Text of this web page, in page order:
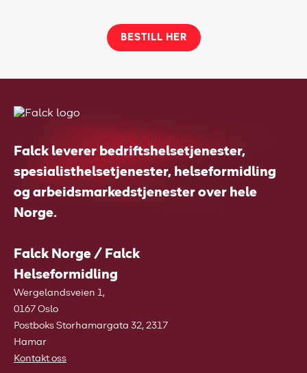
BESTILL HER
Falck leverer bedriftshelsetjenester,
spesialisthelsetjenester, helseformidling
og arbeidsmarkedstjenester over hele
Norge.
Falck Norge / Falck
Helseformidling
Wergelandsveien 1,
0167 Oslo
Postboks Storhamargata 32, 2317
Hamar
Kontakt oss